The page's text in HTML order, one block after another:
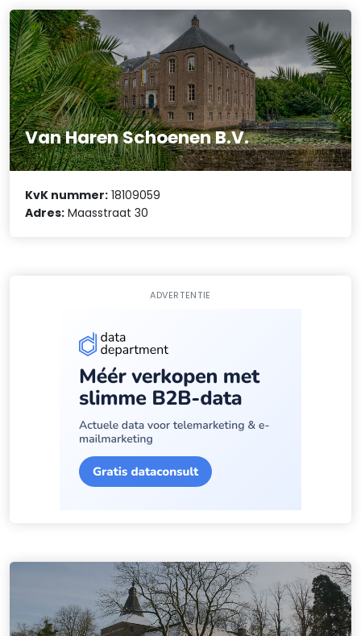
Van Haren Schoenen B.V.
KvK nummer: 18109059
Adres: Maasstraat 30
ADVERTENTIE